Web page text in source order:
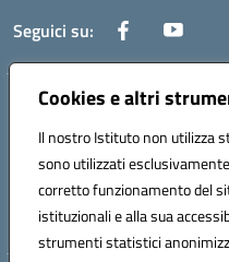
Cookies e altri
Il nostro Istituto non utilizza
sono utilizzati
corretto funzionamento del
istituzionali e alla sua
strumenti statistici
Seguici su:
Corso Roma, 1 71100 FOGGIA
Codice meccanografico:
Mail:
FGPM03000E@pec.istruzione.it
Codice fiscale: 80002240713